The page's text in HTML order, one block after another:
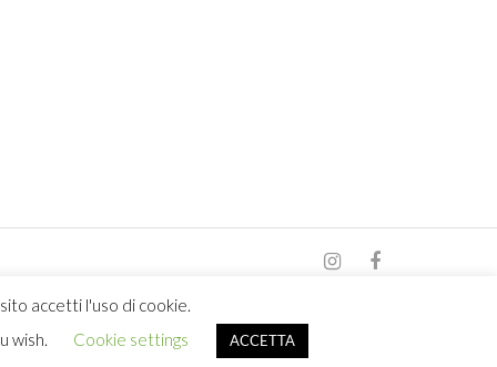
accetti l'uso di cookie.
wish.
Cookie settings ACCETTA